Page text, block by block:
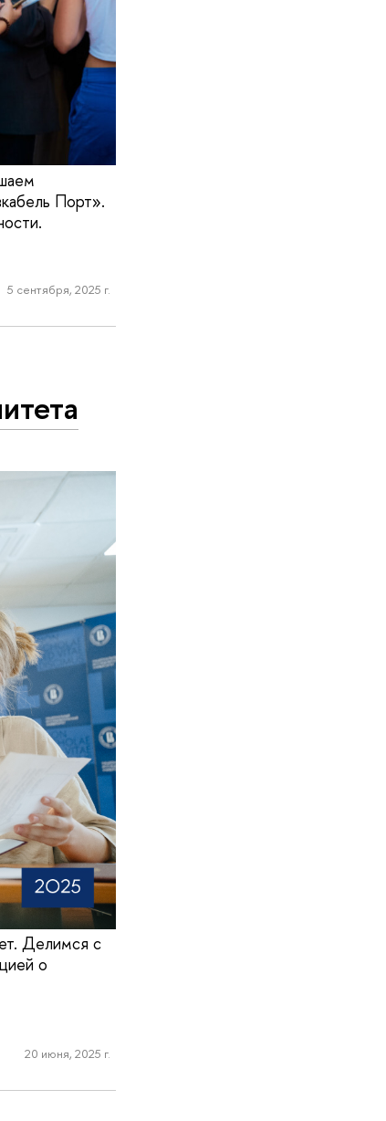
Порт».
5 сентября, 2025 г.
Делимся с
о
20 июня, 2025 г.